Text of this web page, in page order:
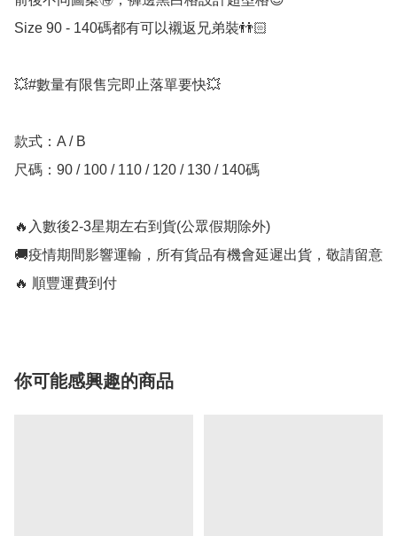
Size 90 - 140碼都有可以襯返兄弟裝👬🏻
💥#數量有限售完即止落單要快💥
款式：A / B
尺碼：90 / 100 / 110 / 120 / 130 / 140碼
🔥入數後2-3星期左右到貨(公眾假期除外)
🚚疫情期間影響運輸，所有貨品有機會延遲出貨，敬請留意
🔥 順豐運費到付
你可能感興趣的商品